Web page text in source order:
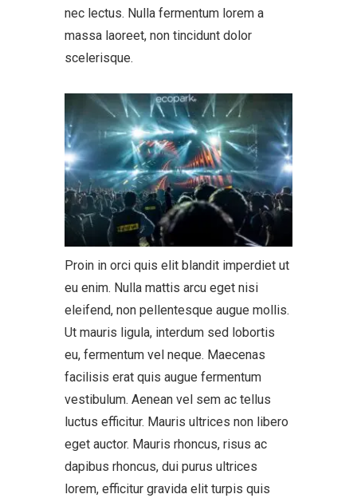
nec lectus. Nulla fermentum lorem a
massa laoreet, non tincidunt dolor
scelerisque.
Proin in orci quis elit blandit imperdiet ut
eu enim. Nulla mattis arcu eget nisi
eleifend, non pellentesque augue mollis.
Ut mauris ligula, interdum sed lobortis
eu, fermentum vel neque. Maecenas
facilisis erat quis augue fermentum
vestibulum. Aenean vel sem ac tellus
luctus efficitur. Mauris ultrices non libero
eget auctor. Mauris rhoncus, risus ac
dapibus rhoncus, dui purus ultrices
lorem, efficitur gravida elit turpis quis